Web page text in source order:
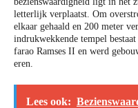
letterlijk verplaatst. Om
elkaar gehaald en 200 meter
indrukwekkende tempel
farao Ramses II en werd
eren.
Lees ook: